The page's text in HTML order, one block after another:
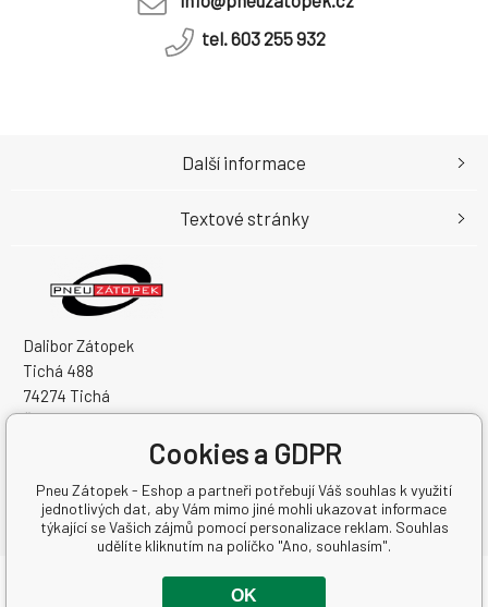
tel. 603 255 932
Dalibor Zátopek
Tichá 488
74274 Tichá
Česká Republika
DIČ: CZ7504094994
Další informace
Textové stránky
Copyright © 2026 Dalibor Zátopek
Cookies a GDPR
Pneu Zátopek - Eshop a partneři potřebují Váš souhlas k využití
jednotlivých dat, aby Vám mimo jiné mohli ukazovat informace
týkající se Vašich zájmů pomocí personalizace reklam. Souhlas
udělíte kliknutím na políčko "Ano, souhlasím".
OK